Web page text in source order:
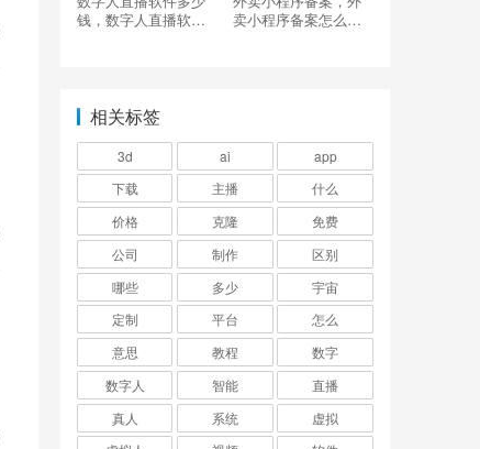
钱，数字人直播软件
卖小程序备案怎么操
相关标签
3d ai
app
下载
主播
什么
价格
克隆
免费
公司
制作
区别
哪些
多少
宇宙
定制
平台
怎么
意思
教程
数字
数字人
智能
直播
真人
系统
虚拟